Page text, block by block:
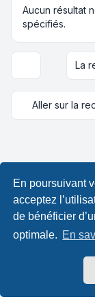
En poursuivant
acceptez
de bénéficier
optimale. En
Aucun résultat
spécifiés.
Options La
Aller sur la
Développé par
Traduction
|